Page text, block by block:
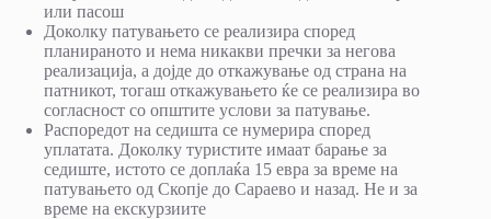
или пасош
Доколку патувањето се реализира според
планираното и нема никакви пречки за негова
реализација, а дојде до откажување од страна на
патникот, тогаш откажувањето ќе се реализира во
согласност со општите услови за патување.
Распоредот на седишта се нумерира според
уплатата. Доколку туристите имаат барање за
седиште, истото се доплаќа 15 евра за време на
патувањето од Скопје до Сараево и назад. Не и за
време на екскурзиите